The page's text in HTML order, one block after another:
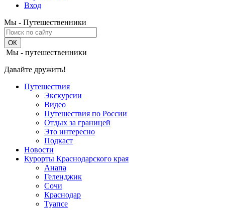
Вход
Мы - Путешественники
Мы - путешественники
Давайте дружить!
Путешествия
Экскурсии
Видео
Путешествия по России
Отдых за границей
Это интересно
Подкаст
Новости
Курорты Краснодарского края
Анапа
Геленджик
Сочи
Краснодар
Туапсе